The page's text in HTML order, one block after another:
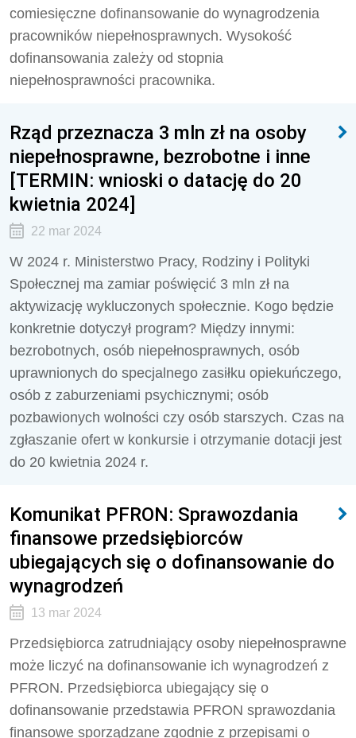
comiesięczne dofinansowanie do wynagrodzenia
pracowników niepełnosprawnych. Wysokość
dofinansowania zależy od stopnia
niepełnosprawności pracownika.
Rząd przeznacza 3 mln zł na osoby
niepełnosprawne, bezrobotne i inne
[TERMIN: wnioski o datację do 20
kwietnia 2024]
22 mar 2024
W 2024 r. Ministerstwo Pracy, Rodziny i Polityki
Społecznej ma zamiar poświęcić 3 mln zł na
aktywizację wykluczonych społecznie. Kogo będzie
konkretnie dotyczył program? Między innymi:
bezrobotnych, osób niepełnosprawnych, osób
uprawnionych do specjalnego zasiłku opiekuńczego,
osób z zaburzeniami psychicznymi; osób
pozbawionych wolności czy osób starszych. Czas na
zgłaszanie ofert w konkursie i otrzymanie dotacji jest
do 20 kwietnia 2024 r.
Komunikat PFRON: Sprawozdania
finansowe przedsiębiorców
ubiegających się o dofinansowanie do
wynagrodzeń
13 mar 2024
Przedsiębiorca zatrudniający osoby niepełnosprawne
może liczyć na dofinansowanie ich wynagrodzeń z
PFRON. Przedsiębiorca ubiegający się o
dofinansowanie przedstawia PFRON sprawozdania
finansowe sporządzane zgodnie z przepisami o